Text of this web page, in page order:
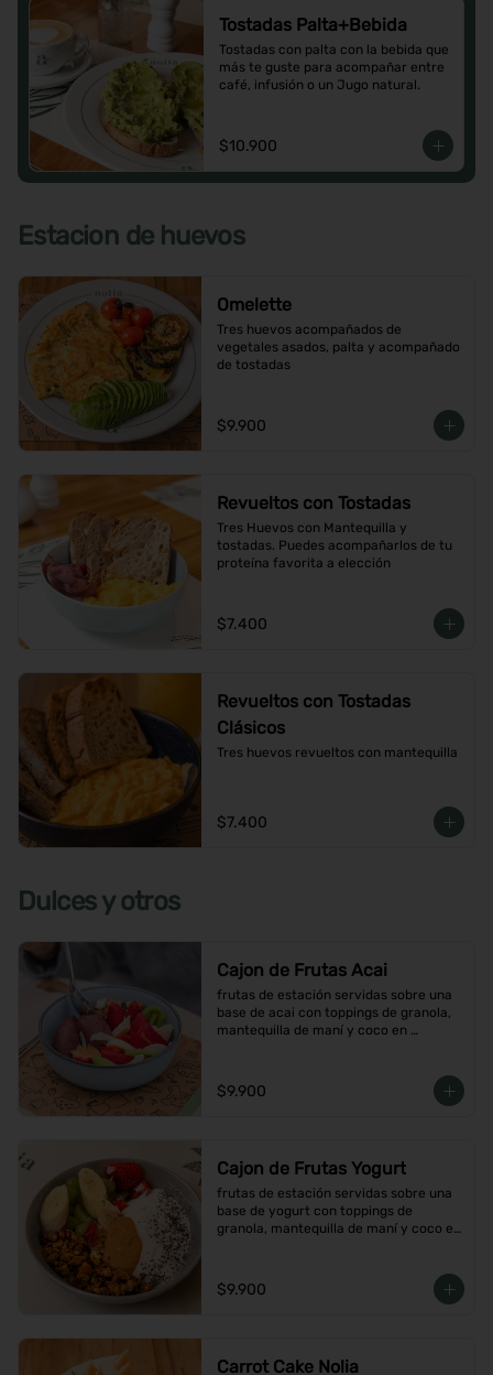
Tostadas Palta+Bebida
Tostadas con palta con la bebida que
más te guste para acompañar entre
café, infusión o un Jugo natural.
$10.900
Estacion de huevos
Omelette
Tres huevos acompañados de
vegetales asados, palta y acompañado
de tostadas
$9.900
Revueltos con Tostadas
Tres Huevos con Mantequilla y
tostadas. Puedes acompañarlos de tu
proteína favorita a elección
$7.400
Revueltos con Tostadas
Clásicos
Tres huevos revueltos con mantequilla
$7.400
Dulces y otros
Cajon de Frutas Acai
frutas de estación servidas sobre una
base de acai con toppings de granola,
mantequilla de maní y coco en
$9.900
Cajon de Frutas Yogurt
frutas de estación servidas sobre una
base de yogurt con toppings de
granola, mantequilla de maní y coco en
$9.900
Carrot Cake Nolia